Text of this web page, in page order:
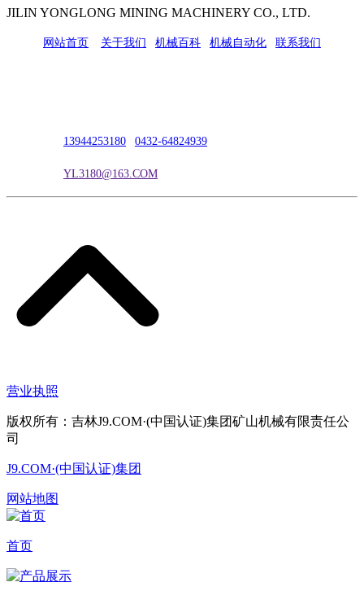
JILIN YONGLONG MINING MACHINERY CO., LTD.
网站首页 关于我们 机械百科 机械自动化 联系我们
13944253180 0432-64824939
YL3180@163.COM
营业执照
版权所有：吉林J9.COM·(中国认证)集团矿山机械有限责任公
司
J9.COM·(中国认证)集团
网站地图
首页